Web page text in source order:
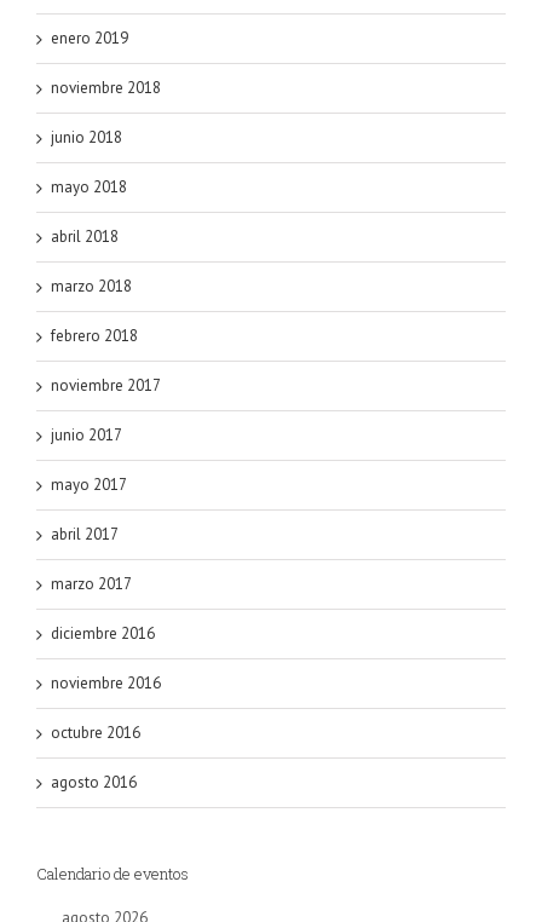
enero 2019
noviembre 2018
junio 2018
mayo 2018
abril 2018
marzo 2018
febrero 2018
noviembre 2017
junio 2017
mayo 2017
abril 2017
marzo 2017
diciembre 2016
noviembre 2016
octubre 2016
agosto 2016
Calendario de eventos
agosto 2026